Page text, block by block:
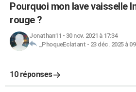
Pourquoi mon lave vaisselle
rouge ?
Jonathan11 - 30 nov. 2021 à 17:34
_PhoqueEclatant - 23 déc. 2025 à
10 réponses